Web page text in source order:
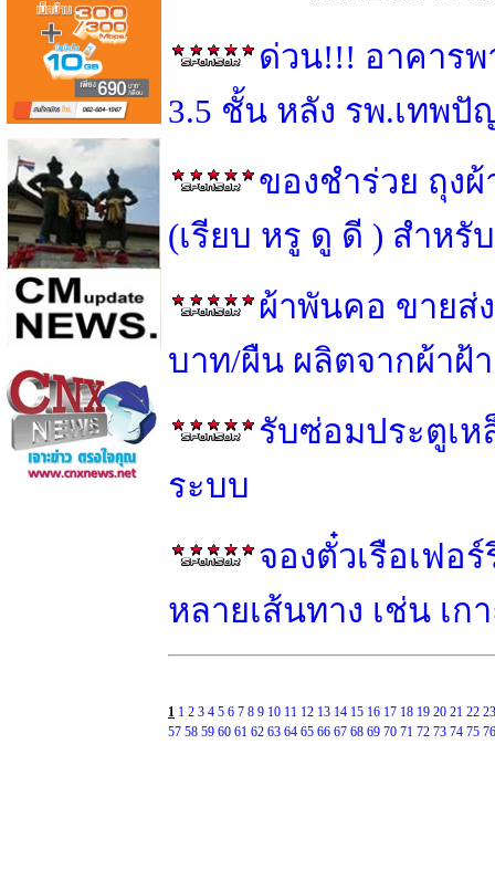
ด่วน!!! อาคาร
3.5 ชั้น หลัง รพ.เทพ
ของชำร่วย ถุง
(เรียบ หรู ดู ดี ) สำหรั
ผ้าพันคอ ขายส่
บาท/ผืน ผลิตจากผ้าฝ้
รับซ่อมประตูเห
ระบบ
จองตั๋วเรือเฟอ
หลายเส้นทาง เช่น เก
1 1 2 3 4 5 6 7 8 9 10 11 12 13 14 15 16 17 18 19 20 21 22 23
57 58 59 60 61 62 63 64 65 66 67 68 69 70 71 72 73 74 75 76